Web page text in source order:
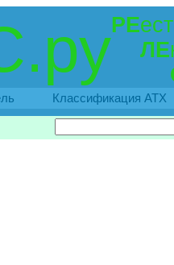
РЕ
ЛЕ
Классификация АТХ